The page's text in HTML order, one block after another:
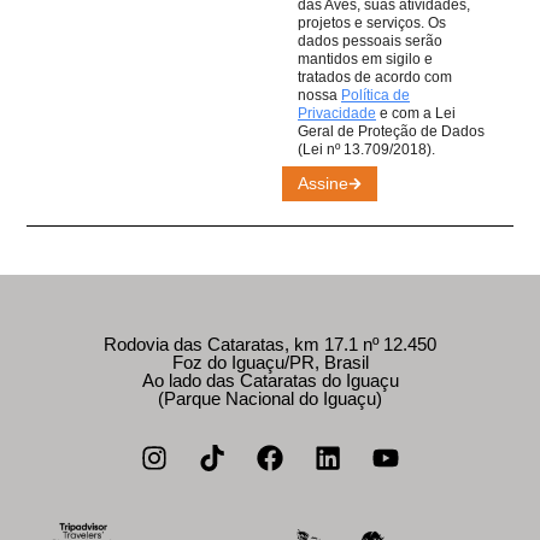
Assine
das Aves, suas atividades,
projetos e serviços. Os
dados pessoais serão
mantidos em sigilo e
tratados de acordo com
nossa Política de
Privacidade e com a Lei
Geral de Proteção de Dados
(Lei nº 13.709/2018).
Rodovia das Cataratas, km 17.1 nº 12.450
Foz do Iguaçu/PR, Brasil
Ao lado das Cataratas do Iguaçu
(Parque Nacional do Iguaçu)